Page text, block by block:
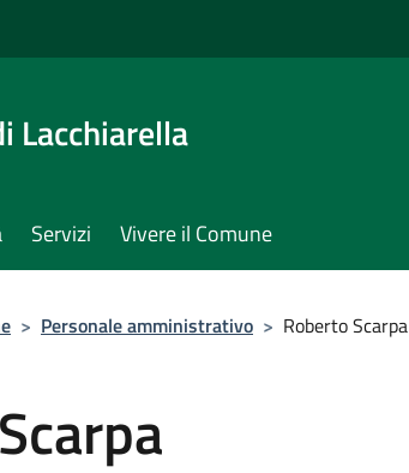
Lacchiarella
Servizi Vivere il Comune
> Personale amministrativo > Roberto Scarpa